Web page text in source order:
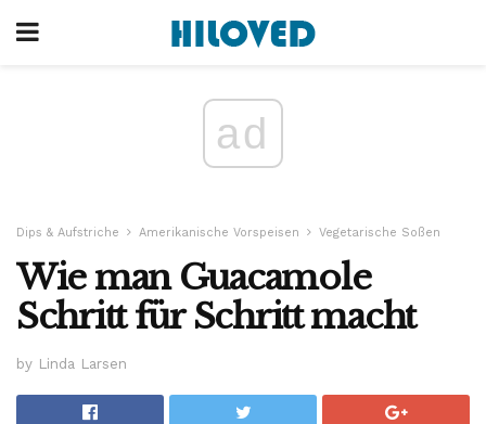
ad
Dips & Aufstriche Amerikanische Vorspeisen Vegetarische Soßen
Wie man Guacamole
Schritt für Schritt macht
by Linda Larsen